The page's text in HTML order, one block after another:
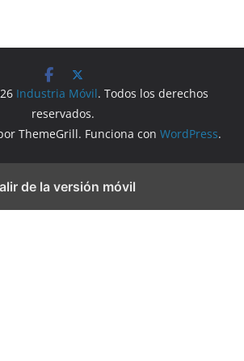
Industria Móvil. Todos los derechos
reservados.
ThemeGrill. Funciona con WordPress.
de la versión móvil